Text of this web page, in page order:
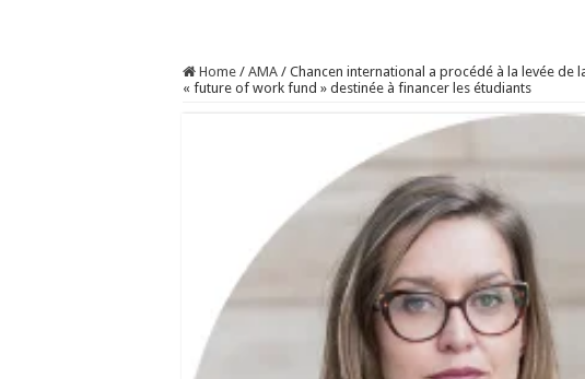
Home / AMA / Chancen international a procédé à la levée
« future of work fund » destinée à financer les étudiants